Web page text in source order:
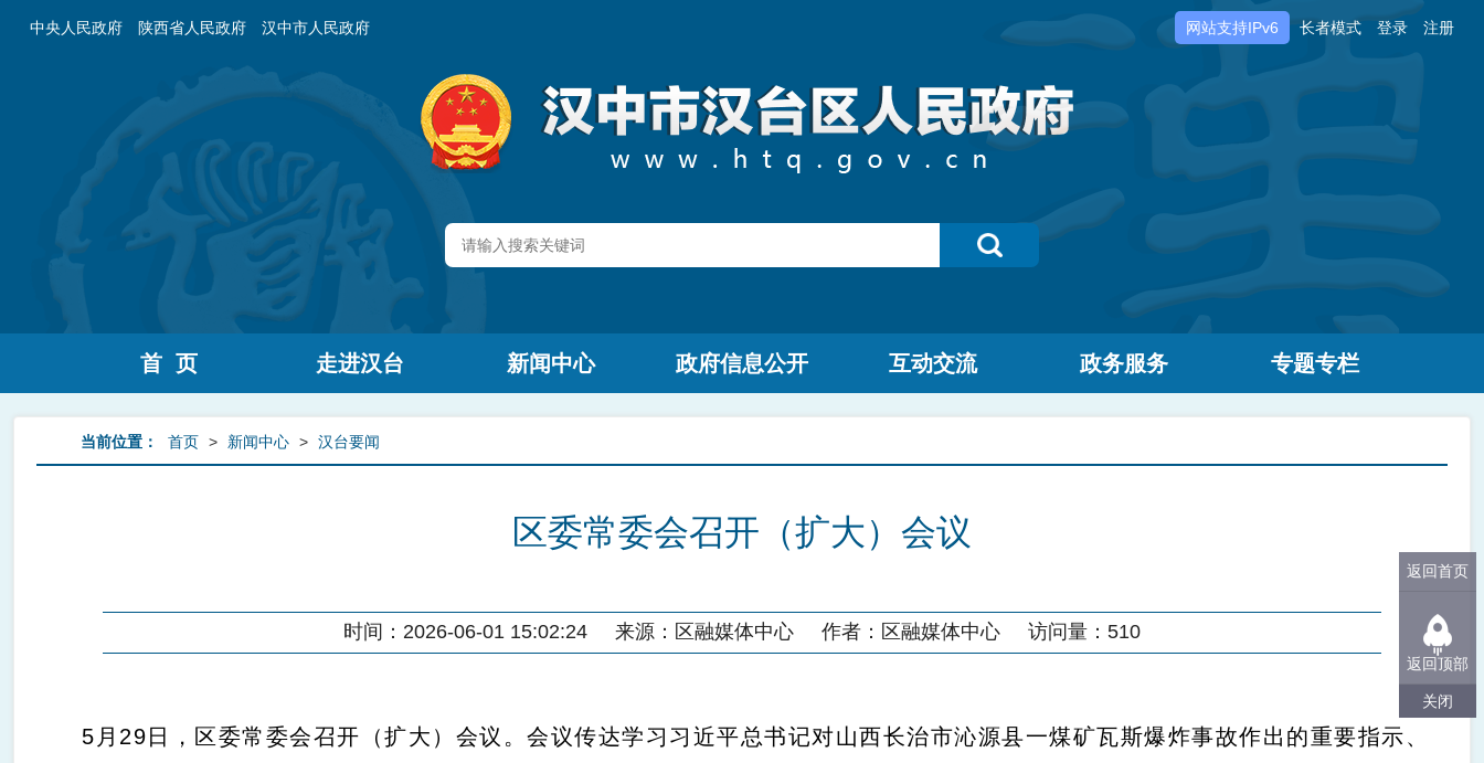
中央人民政府 陕西省人民政府 汉中市人民政府 网站支持IPv6 长者模式 登录 注册
首 页 走进汉台 新闻中心 政府信息公开 互动交流 政务服务 专题专栏
当前位置： 首页 > 新闻中心 > 汉台要闻
区委常委会召开（扩大）会议
时间：2026-06-01 15:02:24 来源： 区融媒体中心 作者： 区融媒体中心 访问量： 510
5月29日，区委常委会召开（扩大）会议。会议传达学习习近平总书记对山西长治市沁源县一煤矿瓦斯爆炸事故作出的重要指示、
返回首页
返回顶部
关闭